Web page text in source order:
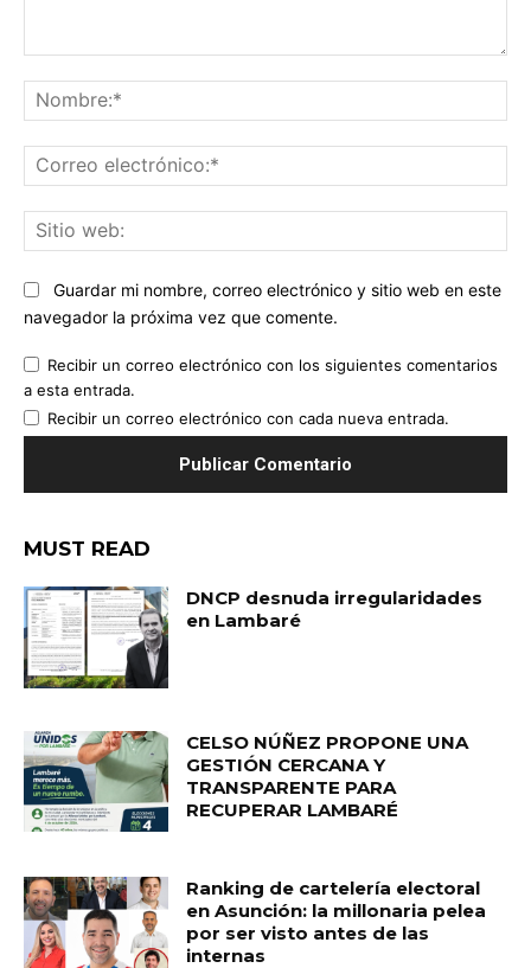
Guardar mi nombre, correo electrónico y sitio web en este
navegador la próxima vez que comente.
Recibir un correo electrónico con los siguientes comentarios
a esta entrada.
Recibir un correo electrónico con cada nueva entrada.
MUST READ
DNCP desnuda irregularidades
en Lambaré
CELSO NÚÑEZ PROPONE UNA
GESTIÓN CERCANA Y
TRANSPARENTE PARA
RECUPERAR LAMBARÉ
Ranking de cartelería electoral
en Asunción: la millonaria pelea
por ser visto antes de las
internas